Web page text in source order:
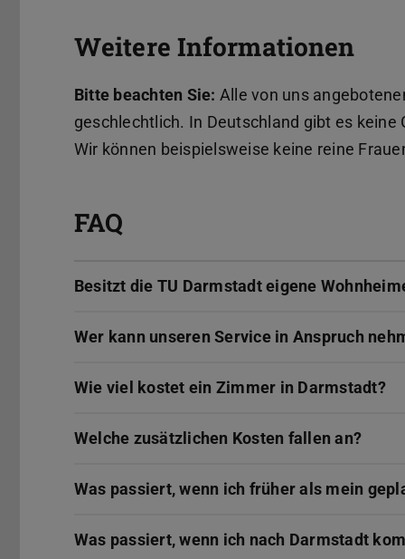
Weitere Informationen
Bitte beachten Sie: Alle von uns
geschlechtlich. In Deutschland gibt es
Wir können beispielsweise keine reine
FAQ
Besitzt die TU Darmstadt eigene
Wer kann unseren Service in Anspruch
Wie viel kostet ein Zimmer in Darmstadt?
Welche zusätzlichen Kosten fallen an?
Was passiert, wenn ich früher als mein
Was passiert, wenn ich nach Darmstadt